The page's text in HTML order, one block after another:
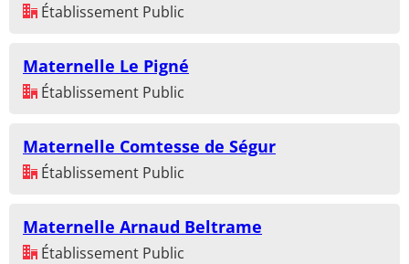
Établissement Public
Maternelle Le Pigné
Établissement Public
Maternelle Comtesse de Ségur
Établissement Public
Maternelle Arnaud Beltrame
Établissement Public